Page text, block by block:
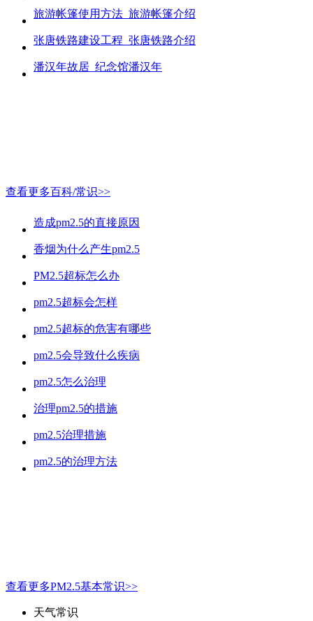
旅游帐篷使用方法_旅游帐篷介绍
张唐铁路建设工程_张唐铁路介绍
潘汉年故居_纪念馆潘汉年
查看更多百科/常识>>
造成pm2.5的直接原因
香烟为什么产生pm2.5
PM2.5超标怎么办
pm2.5超标会怎样
pm2.5超标的危害有哪些
pm2.5会导致什么疾病
pm2.5怎么治理
治理pm2.5的措施
pm2.5治理措施
pm2.5的治理方法
查看更多PM2.5基本常识>>
天气常识